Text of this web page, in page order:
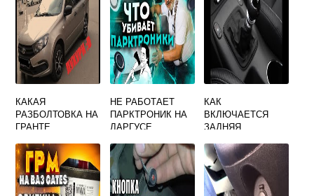
КАКАЯ
РАЗБОЛТОВКА НА
ГРАНТЕ
НЕ РАБОТАЕТ
ПАРКТРОНИК НА
ЛАРГУСЕ
КАК
ВКЛЮЧАЕТСЯ
ЗАДНЯЯ
ГРАНТЕ